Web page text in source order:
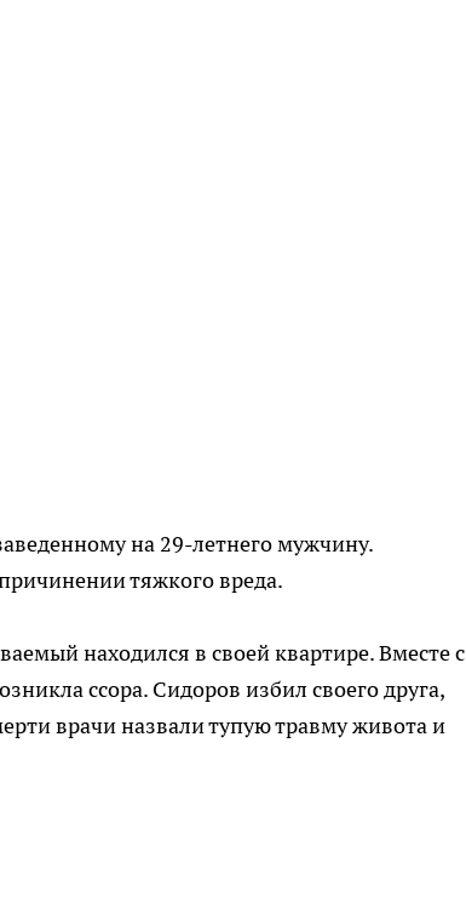
на 29-летнего мужчину.
тяжкого вреда.
находился в своей квартире. Вместе с
ссора. Сидоров избил своего друга,
врачи назвали тупую травму живота и